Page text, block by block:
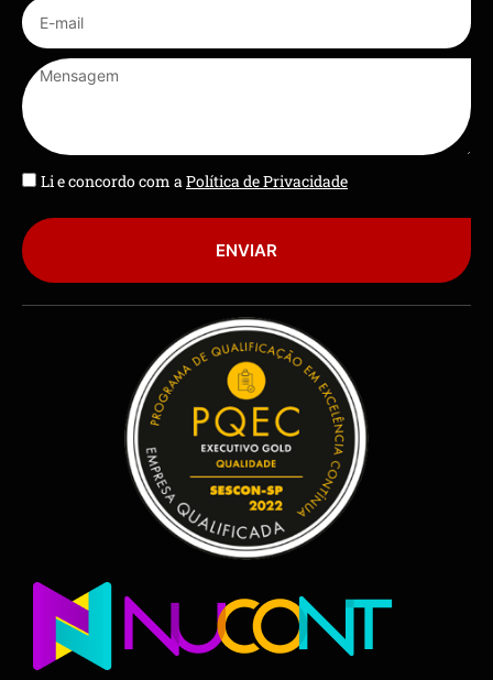
Li e concordo com aPolítica de Privacidade
ENVIAR